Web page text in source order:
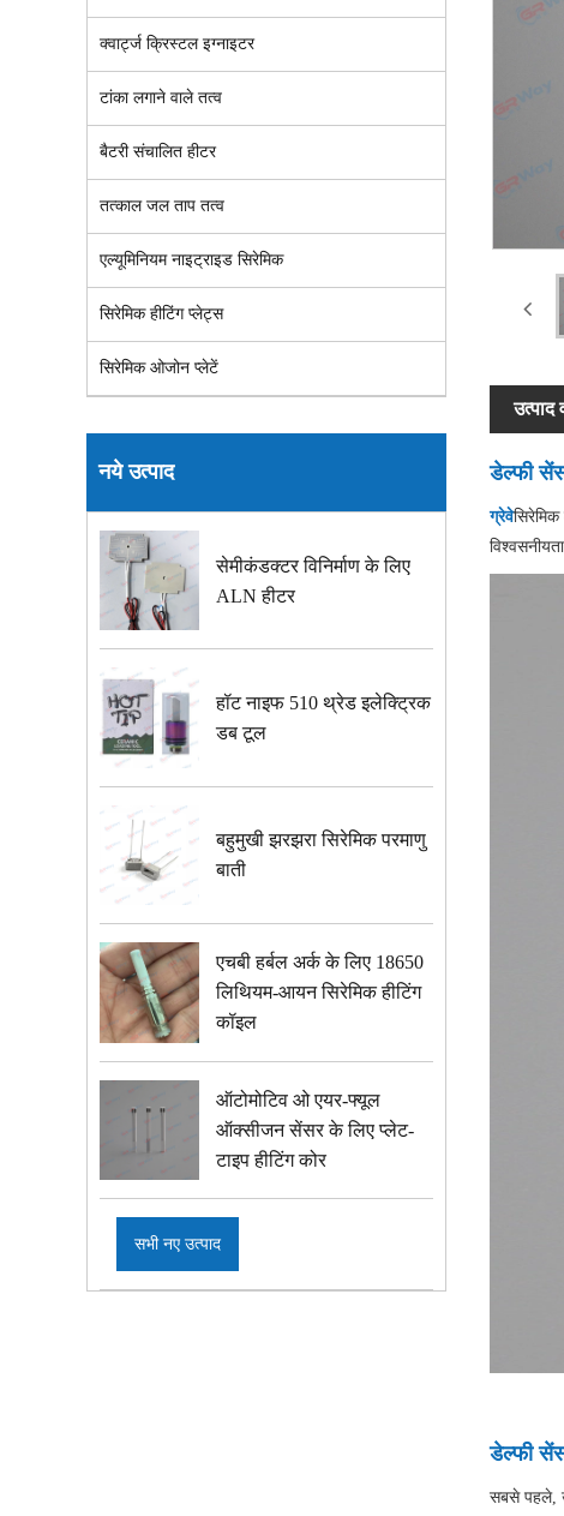
क्वार्ट्ज क्रिस्टल इग्नाइटर
टांका लगाने वाले तत्व
बैटरी संचालित हीटर
तत्काल जल ताप तत्व
एल्यूमिनियम नाइट्राइड सिरेमिक
सिरेमिक हीटिंग प्लेट्स
सिरेमिक ओजोन प्लेटें
नये उत्पाद
सेमीकंडक्टर विनिर्माण के लिए
ALN हीटर
हॉट नाइफ 510 थ्रेड इलेक्ट्रिक
डब टूल
बहुमुखी झरझरा सिरेमिक परमाणु
बाती
एचबी हर्बल अर्क के लिए 18650
लिथियम-आयन सिरेमिक हीटिंग
कॉइल
ऑटोमोटिव ओ एयर-फ्यूल
ऑक्सीजन सेंसर के लिए प्लेट-
टाइप हीटिंग कोर
सभी नए उत्पाद
उत्पाद
डेल्फी
ग्रेवे
डेल्फी
सबसे पहले,